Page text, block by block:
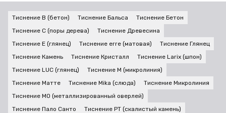
Тиснение B (бетон) Тиснение Бальса
Тиснение Бетон
Тиснение C (поры дерева)
Тиснение Древесина
Тиснение E (глянец)
Тиснение erre (матовая)
Тиснение Глянец
Тиснение Камень
Тиснение Кристалл
Тиснение Larix (шпон)
Тиснение LUC (глянец)
Тиснение M (микролиния)
Тиснение Матте
Тиснение Mika (слюда)
Тиснение Микролиния
Тиснение MO (металлизированный оверлей)
Тиснение Пало Санто
Тиснение PT (скалистый камень)